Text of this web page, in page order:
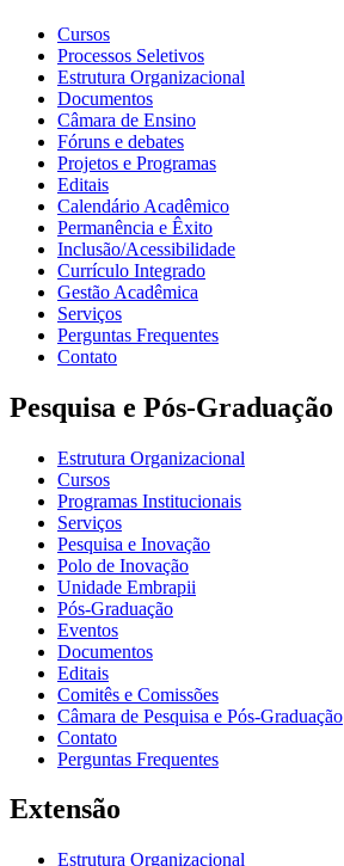
Cursos
Processos Seletivos
Estrutura Organizacional
Documentos
Câmara de Ensino
Fóruns e debates
Projetos e Programas
Editais
Calendário Acadêmico
Permanência e Êxito
Inclusão/Acessibilidade
Currículo Integrado
Gestão Acadêmica
Serviços
Perguntas Frequentes
Contato
Pesquisa e Pós-Graduação
Estrutura Organizacional
Cursos
Programas Institucionais
Serviços
Pesquisa e Inovação
Polo de Inovação
Unidade Embrapii
Pós-Graduação
Eventos
Documentos
Editais
Comitês e Comissões
Câmara de Pesquisa e Pós-Graduação
Contato
Perguntas Frequentes
Extensão
Estrutura Organizacional